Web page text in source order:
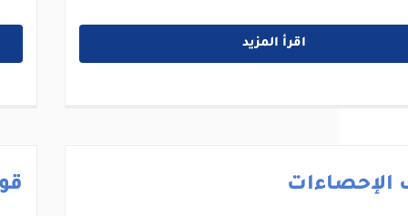
اقرأ المزيد
الإحصاءات